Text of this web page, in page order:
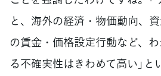
と、海外の経済・物価動向、
の賃金・価格設定行動など、
る不確実性はきわめて高い」